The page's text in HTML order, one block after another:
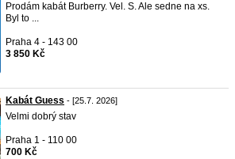
Prodám kabát Burberry. Vel. S. Ale sedne na xs.
Byl to ...
Praha 4 - 143 00
3 850 Kč
Kabát Guess - [25.7. 2026]
Velmi dobrý stav
Praha 1 - 110 00
700 Kč